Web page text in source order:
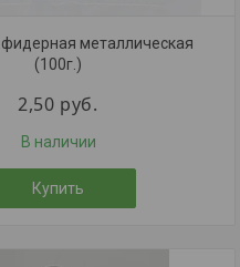
металлическая
(100г.)
2,50 руб.
В наличии
Купить